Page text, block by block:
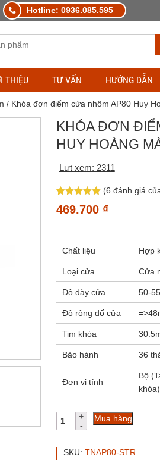
Hotline: 0936.085.595
THIỆU TƯ VẤN HƯỚNG DẪN
/ Khóa đơn điểm cửa nhôm AP80 Huy
KHÓA ĐƠN
HUY HOÀNG
Lưt xem: 2311
dựa trên
(6 đánh giá
469.700 ₫
Chất liệu Hợp
Loại cửa Cửa
Độ dày cửa 50-
Độ rộng đố cửa
Tim khóa
Bảo hành 36
Đơn vị tính
Bộ
khóa)
Khóa
cửa
Mua hàng
SKU: TNAP80-STR